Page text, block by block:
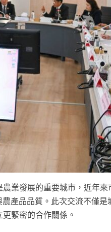
業發展的重要城市，近年
產品品質。此次交流不僅是
緊密的合作關係。